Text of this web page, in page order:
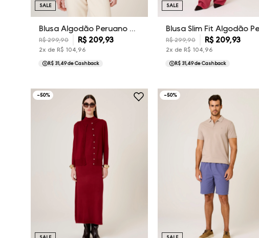
Blusa Algodão Peruano Dudalina Feminina
R$ 299,90 R$ 209,93
2x de R$ 104,96
SALE
R$ 31,49de Cashback
R$ 299,90 R$ 209,93
2x de R$ 104,96
SALE
R$ 31,49de Cashback
-50% -50%